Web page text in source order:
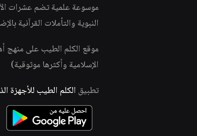
موسوعة علمية تضم عشرات
النبوية والتأملات القرآنية
موقع الكلم الطيب على منهج
الإسلامية وأكثرها موثوقية)
تطبيق الكلم الطيب للأجهزة